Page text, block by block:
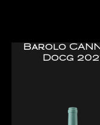
Barolo
Docg